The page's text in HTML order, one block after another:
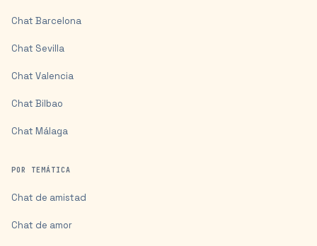
Chat Barcelona
Chat Sevilla
Chat Valencia
Chat Bilbao
Chat Málaga
POR TEMÁTICA
Chat de amistad
Chat de amor